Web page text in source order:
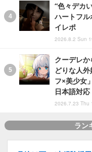
“色々デカ
ハートフ
イレポ
2026.8.2 Sun
クーデレ
どりな人
フ×美少女
日本語対応
2026.7.23 Thu
ラン